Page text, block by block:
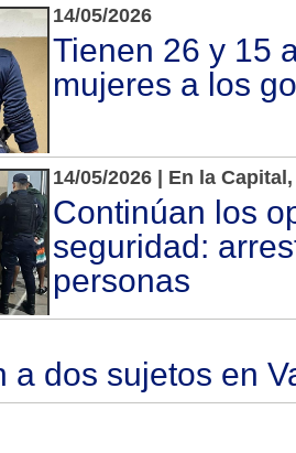
14/05/2026
Tienen 26 y 15
mujeres a los
14/05/2026 | En la
Continúan los
seguridad:
personas
a dos sujetos en